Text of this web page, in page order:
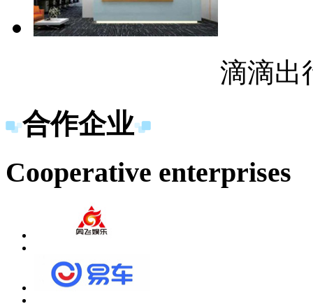
滴滴出
合作企业
Cooperative enterprises